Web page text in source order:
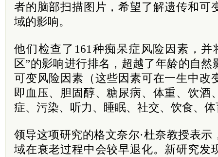
者的脑部扫描图片，希望了解遗传和可
域的影响。
他们检查了161种痴呆症风险因素，并
区”的影响进行排名，超越了年龄的自然
可变风险因素（这些因素可在一生中改
即血压、胆固醇、糖尿病、体重、饮酒
症、污染、听力、睡眠、社交、饮食、
领导这项研究的格文奈尔·杜奈教授表
域在衰老过程中会较早退化。新研究发